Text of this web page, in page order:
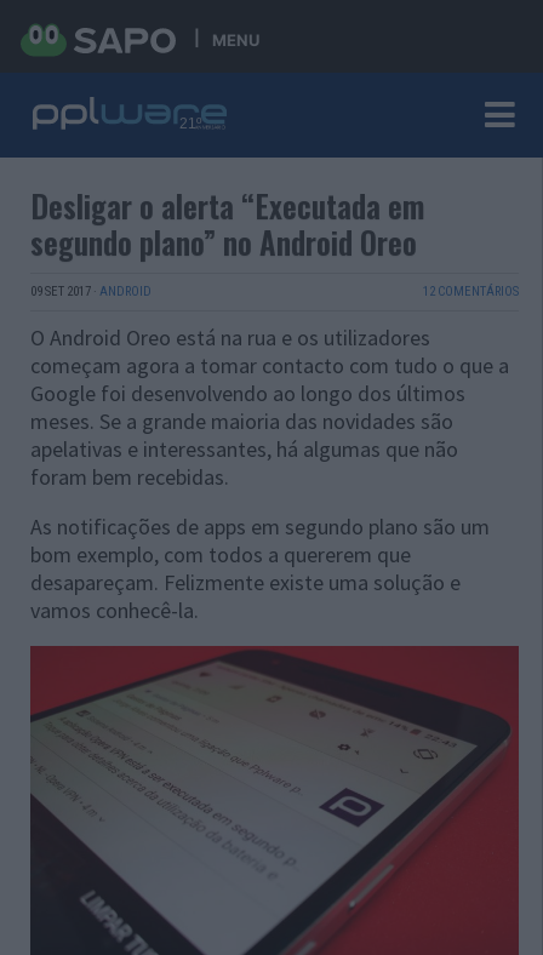
MENU
Desligar o alerta “Executada em
segundo plano” no Android Oreo
09 SET 2017 · ANDROID 12 COMENTÁRIOS
O Android Oreo está na rua e os utilizadores
começam agora a tomar contacto com tudo o que a
Google foi desenvolvendo ao longo dos últimos
meses. Se a grande maioria das novidades são
apelativas e interessantes, há algumas que não
foram bem recebidas.
As notificações de apps em segundo plano são um
bom exemplo, com todos a quererem que
desapareçam. Felizmente existe uma solução e
vamos conhecê-la.